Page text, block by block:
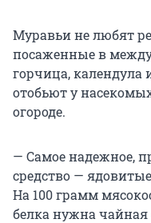
Муравьи не любят
посаженные в
горчица, календула
отобьют у
огороде.
— Самое надежное,
средство —
На 100 грамм
белка нужна